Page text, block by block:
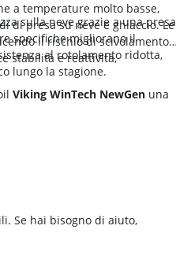
sulla neve grazie a una presa
specifiche migliorano il
al rotolamento ridotta,
lungo la stagione.
a temperature molto basse,
di presa su neve e ghiaccio. Le
il rischio di scivolamento
stabilità e reattività,
Viking WinTech NewGen una
Se hai bisogno di aiuto,